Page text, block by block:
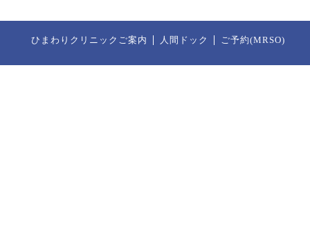
ひまわりクリニックご案内 人間ドック ご予約(MRSO)